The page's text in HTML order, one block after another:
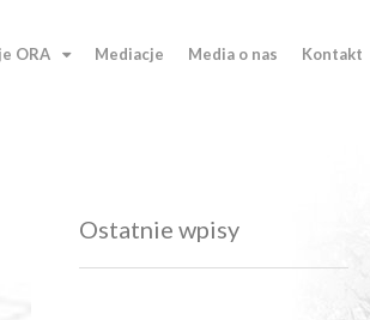
ORA Mediacje Media o nas Kontakt
Ostatnie wpisy